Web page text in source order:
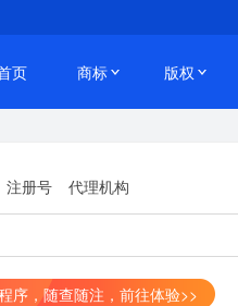
页 商标 版权
注册号 代理机构
序，随查随注，前往体验>>